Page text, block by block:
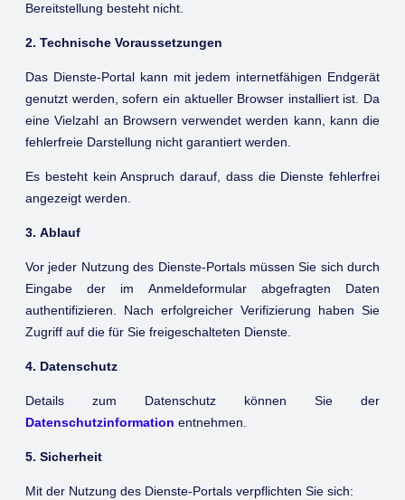
Bereitstellung besteht nicht.
2. Technische Voraussetzungen
Das Dienste-Portal kann mit jedem internetfähigen Endgerät
genutzt werden, sofern ein aktueller Browser installiert ist. Da
eine Vielzahl an Browsern verwendet werden kann, kann die
fehlerfreie Darstellung nicht garantiert werden.
Es besteht kein Anspruch darauf, dass die Dienste fehlerfrei
angezeigt werden.
3. Ablauf
Vor jeder Nutzung des Dienste-Portals müssen Sie sich durch
Eingabe der im Anmeldeformular abgefragten Daten
authentifizieren. Nach erfolgreicher Verifizierung haben Sie
Zugriff auf die für Sie freigeschalteten Dienste.
4. Datenschutz
Details zum Datenschutz können Sie der
Datenschutzinformation entnehmen.
5. Sicherheit
Mit der Nutzung des Dienste-Portals verpflichten Sie sich: